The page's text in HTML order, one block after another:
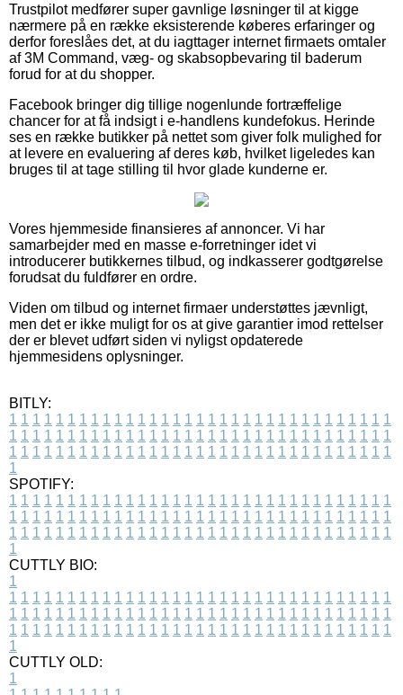
Trustpilot medfører super gavnlige løsninger til at kigge
nærmere på en række eksisterende køberes erfaringer og
derfor foreslåes det, at du iagttager internet firmaets omtaler
af 3M Command, væg- og skabsopbevaring til baderum
forud for at du shopper.
Facebook bringer dig tillige nogenlunde fortræffelige
chancer for at få indsigt i e-handlens kundefokus. Herinde
ses en række butikker på nettet som giver folk mulighed for
at levere en evaluering af deres køb, hvilket ligeledes kan
bruges til at tage stilling til hvor glade kunderne er.
Vores hjemmeside finansieres af annoncer. Vi har
samarbejder med en masse e-forretninger idet vi
introducerer butikkernes tilbud, og indkasserer godtgørelse
forudsat du fuldfører en ordre.
Viden om tilbud og internet firmaer understøttes jævnligt,
men det er ikke muligt for os at give garantier imod rettelser
der er blevet udført siden vi nyligst opdaterede
hjemmesidens oplysninger.
BITLY:
1 1 1 1 1 1 1 1 1 1 1 1 1 1 1 1 1 1 1 1 1 1 1 1 1 1 1 1 1 1 1 1 1
1 1 1 1 1 1 1 1 1 1 1 1 1 1 1 1 1 1 1 1 1 1 1 1 1 1 1 1 1 1 1 1 1
1 1 1 1 1 1 1 1 1 1 1 1 1 1 1 1 1 1 1 1 1 1 1 1 1 1 1 1 1 1 1 1 1
1
SPOTIFY:
1 1 1 1 1 1 1 1 1 1 1 1 1 1 1 1 1 1 1 1 1 1 1 1 1 1 1 1 1 1 1 1 1
1 1 1 1 1 1 1 1 1 1 1 1 1 1 1 1 1 1 1 1 1 1 1 1 1 1 1 1 1 1 1 1 1
1 1 1 1 1 1 1 1 1 1 1 1 1 1 1 1 1 1 1 1 1 1 1 1 1 1 1 1 1 1 1 1 1
1
CUTTLY BIO:
1
1 1 1 1 1 1 1 1 1 1 1 1 1 1 1 1 1 1 1 1 1 1 1 1 1 1 1 1 1 1 1 1 1
1 1 1 1 1 1 1 1 1 1 1 1 1 1 1 1 1 1 1 1 1 1 1 1 1 1 1 1 1 1 1 1 1
1 1 1 1 1 1 1 1 1 1 1 1 1 1 1 1 1 1 1 1 1 1 1 1 1 1 1 1 1 1 1 1 1
1
CUTTLY OLD:
1